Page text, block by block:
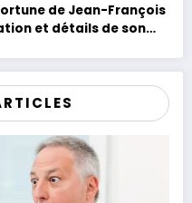
de Jean-François
et détails de son